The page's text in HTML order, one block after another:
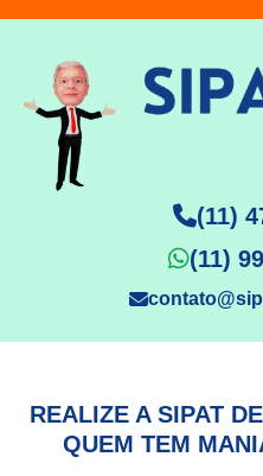
(11)
(11)
REALIZE A SIPAT
QUEM TEM